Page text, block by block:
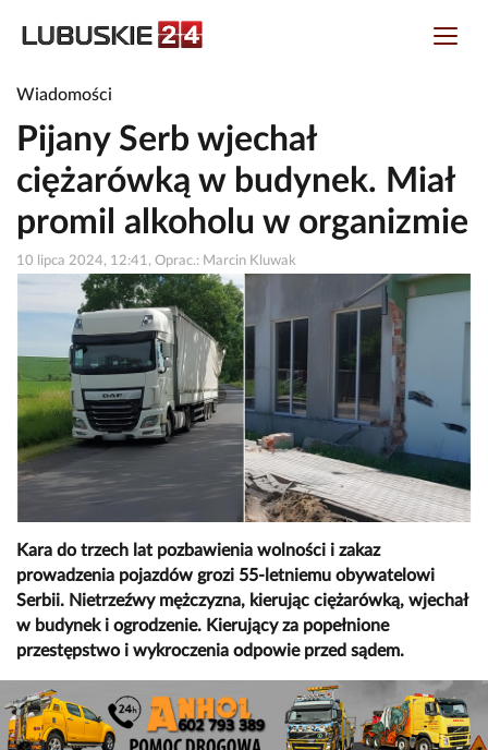
Wiadomości
Pijany Serb wjechał
ciężarówką w budynek. Miał
promil alkoholu w organizmie
10 lipca 2024, 12:41, Oprac.: Marcin Kluwak
Kara do trzech lat pozbawienia wolności i zakaz
prowadzenia pojazdów grozi 55-letniemu obywatelowi
Serbii. Nietrzeźwy mężczyzna, kierując ciężarówką, wjechał
w budynek i ogrodzenie. Kierujący za popełnione
przestępstwo i wykroczenia odpowie przed sądem.